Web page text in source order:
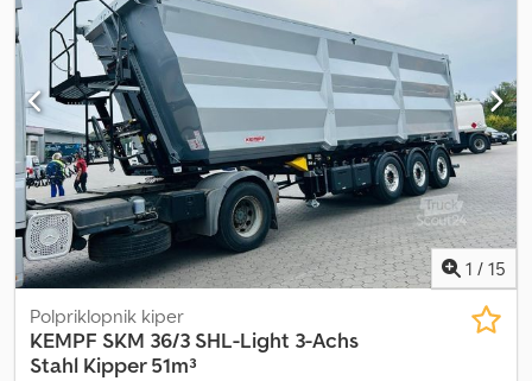
pnevmatičnimi vzmetmi s plastičnim dnom ponjava platforma
mehanizem za izmetanje žita osnove BPW Crodpfx Apjzlnpujvjf litje
platišč Alcoa zaščita proti podiranju, zložljiva naprava za
dvigovanje in spuščanje Pridržujemo si pravico do sprememb.
1 / 15
Polpriklopnik kiper
KEMPF SKM 36/3 SHL-Light 3-Achs
Stahl Kipper 51m³